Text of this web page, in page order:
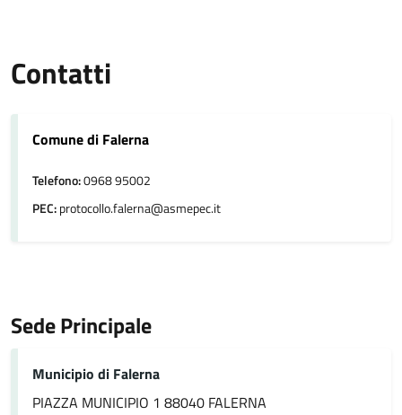
Contatti
Comune di Falerna
Telefono:0968 95002
PEC:protocollo.falerna@asmepec.it
Sede Principale
Municipio di Falerna
PIAZZA MUNICIPIO 1 88040 FALERNA